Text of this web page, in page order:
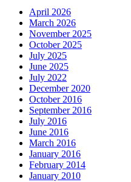
April 2026
March 2026
November 2025
October 2025
July 2025
June 2025
July 2022
December 2020
October 2016
September 2016
July 2016
June 2016
March 2016
January 2016
February 2014
January 2010